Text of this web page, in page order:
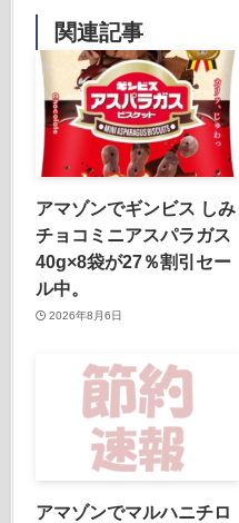
関連記事
アマゾンでギンビス しみ
チョコミニアスパラガス
40g×8袋が27％割引セー
ル中。
2026年8月6日
アマゾンでマルハニチロ